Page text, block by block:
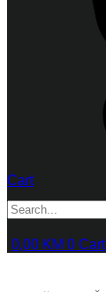
Cart
0,00 KM 0 Cart